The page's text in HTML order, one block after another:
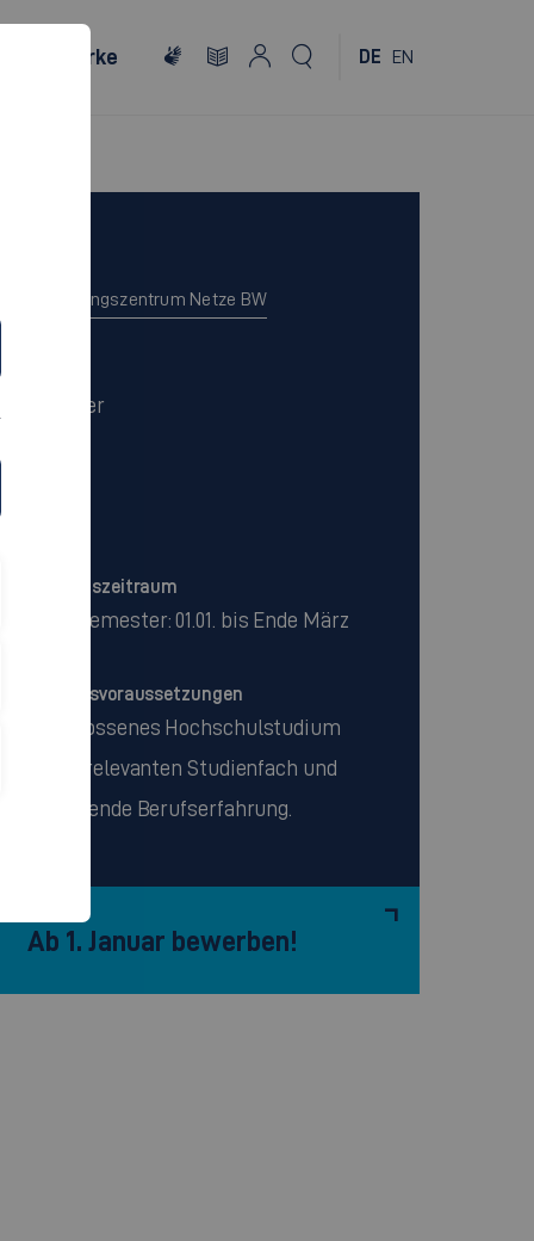
Netzwerke DE EN
Weiterbildungszentrum Netze BW
Dauer
4 Semester
Deutsch
Bewerbungszeitraum
Sommersemester: 01.01. bis Ende März
Zulassungsvoraussetzungen
Abgeschlossenes Hochschulstudium
in einem relevanten Studienfach und
anschließende Berufserfahrung.
Ab 1. Januar bewerben!